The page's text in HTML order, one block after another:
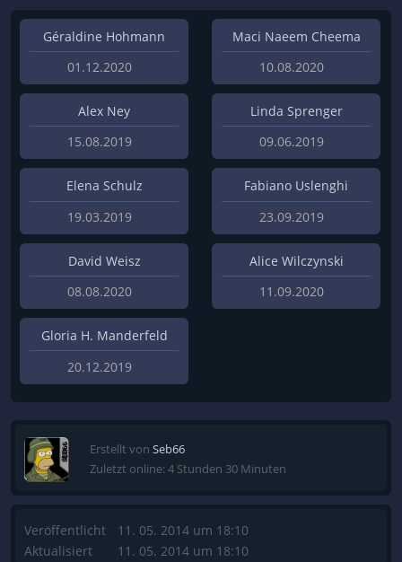
Géraldine Hohmann
01.12.2020
Maci Naeem Cheema
10.08.2020
Alex Ney
15.08.2019
Linda Sprenger
09.06.2019
Elena Schulz
19.03.2019
Fabiano Uslenghi
23.09.2019
David Weisz
08.08.2020
Alice Wilczynski
11.09.2020
Gloria H. Manderfeld
20.12.2019
Erstellt von Seb66
Zuletzt online: 4 Stunden 30 Minuten
Veröffentlicht
Aktualisiert
11. 05. 2014 um 18:10
11. 05. 2014 um 18:10